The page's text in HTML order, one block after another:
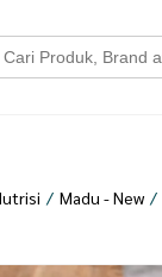
/ Madu - New /